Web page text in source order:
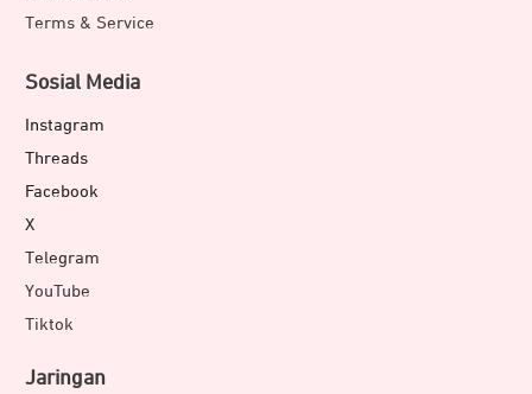
Terms & Service
Sosial Media
Instagram
Threads
Facebook
X
Telegram
YouTube
Tiktok
Jaringan